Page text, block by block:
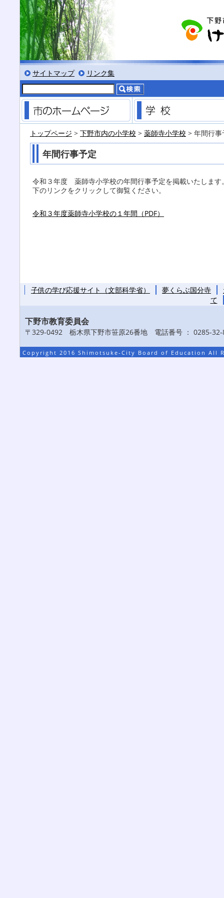
サイトマップ リンク集
イズにする
字を小さくする標準色表示にする
黒背景表示にする
低コントラスト表示にする
市のホームページ
トップページ > 下野市内の小学校 > 薬師寺小学校 > 年間行事
年間行事予定
令和３年度 薬師寺小学校の年間行事予定を掲載いたします
下のリンクをクリックして御覧ください。
令和３年度薬師寺小学校の１年間（PDF）
子供の学び応援サイト（文部科学省） 夢くらぶ国分寺
て
下野市教育委員会
〒329-0492 栃木県下野市笹原26番地 電話番号 ： 0285-32-
Copyright 2016 Shimotsuke-City Board of Education All